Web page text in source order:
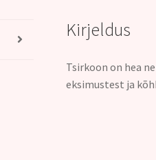
Kirjeldus
Tsirkoon on hea
eksi­mustest ja